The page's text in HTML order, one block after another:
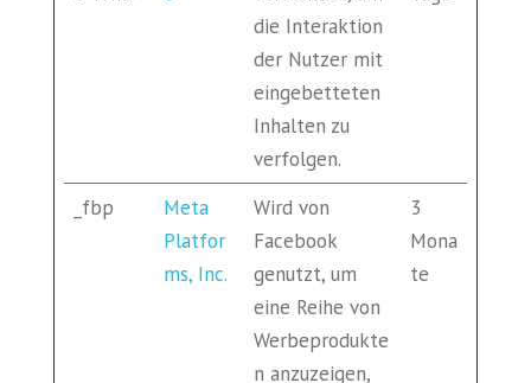
die Interaktion
der Nutzer mit
eingebetteten
Inhalten zu
verfolgen.
_fbp
Meta
Platfor
ms, Inc.
Wird von
Facebook
genutzt, um
eine Reihe von
Werbeprodukte
n anzuzeigen,
3
Mona
te